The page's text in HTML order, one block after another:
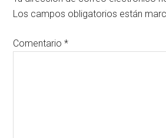
Los campos obligatorios están
Comentario*